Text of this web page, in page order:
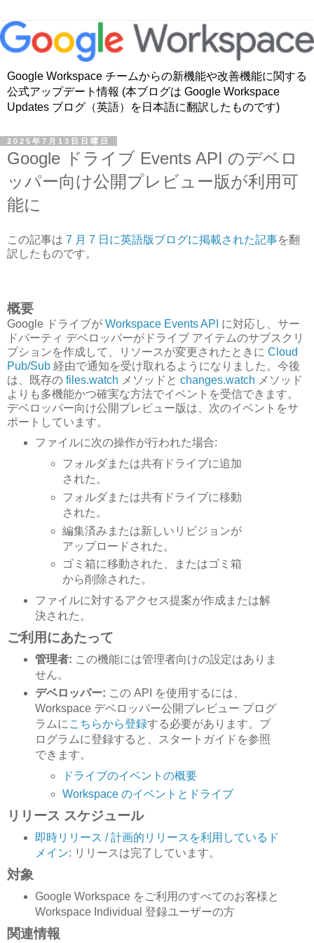
Google Workspace チームからの新機能や改善機能に関する
公式アップデート情報 (本ブログは Google Workspace
Updates ブログ（英語）を日本語に翻訳したものです)
2025年7月13日日曜日
Google ドライブ Events API のデベロ
ッパー向け公開プレビュー版が利用可
能に
この記事は 7 月 7 日に英語版ブログに掲載された記事を翻
訳したものです。
概要
Google ドライブが Workspace Events API に対応し、サー
ドパーティ デベロッパーがドライブ アイテムのサブスクリ
プションを作成して、リソースが変更されたときに Cloud
Pub/Sub 経由で通知を受け取れるようになりました。今後
は、既存の files.watch メソッドと changes.watch メソッド
よりも多機能かつ確実な方法でイベントを受信できます。
デベロッパー向け公開プレビュー版は、次のイベントをサ
ポートしています。
ファイルに次の操作が行われた場合:
フォルダまたは共有ドライブに追加
された。
フォルダまたは共有ドライブに移動
された。
編集済みまたは新しいリビジョンが
アップロードされた。
ゴミ箱に移動された、またはゴミ箱
から削除された。
ファイルに対するアクセス提案が作成または解
決された。
ご利用にあたって
管理者: この機能には管理者向けの設定はありま
せん。
デベロッパー: この API を使用するには、
Workspace デベロッパー公開プレビュー プログ
ラムに こちらから登録する必要があります。プ
ログラムに登録すると、スタートガイドを参照
できます。
ドライブのイベントの概要
Workspace のイベントとドライブ
リリース スケジュール
即時リリース / 計画的リリースを利用しているド
メイン: リリースは完了しています。
対象
Google Workspace をご利用のすべてのお客様と
Workspace Individual 登録ユーザーの方
関連情報